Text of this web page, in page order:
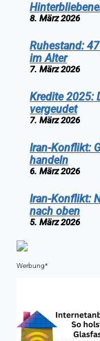
8. März 2026
Ruhestand:
im Alter
7. März 2026
Kredite 2025:
vergeudet
7. März 2026
Iran-Konflikt:
handeln
6. März 2026
Iran-Konflikt:
nach oben
5. März 2026
Werbung*